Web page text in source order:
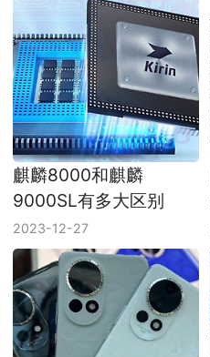
麒麟8000和麒麟
9000SL有多大区别
2023-12-27